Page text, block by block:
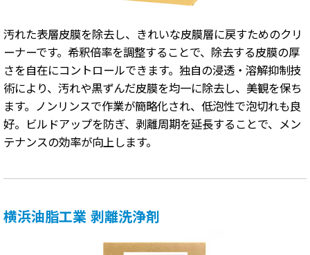
汚れた表層皮膜を除去し、きれいな皮膜層に戻すためのクリ
ーナーです。希釈倍率を調整することで、除去する皮膜の厚
さを自在にコントロールできます。独自の浸透・溶解抑制技
術により、汚れや黒ずんだ皮膜を均一に除去し、美観を保ち
ます。ノンリンスで作業が簡略化され、低泡性で泡切れも良
好。ビルドアップを防ぎ、剥離周期を延長することで、メン
テナンスの効率が向上します。
横浜油脂工業 剥離洗浄剤